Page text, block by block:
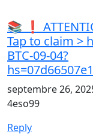
📚 ❗
Tap to claim >
BTC-09-04?
septembre 26,
4eso99
Reply